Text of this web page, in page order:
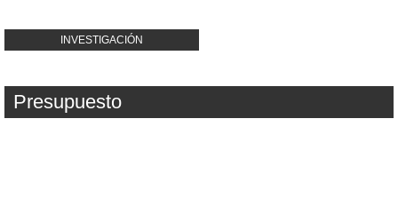
INVESTIGACIÓN
Presupuesto